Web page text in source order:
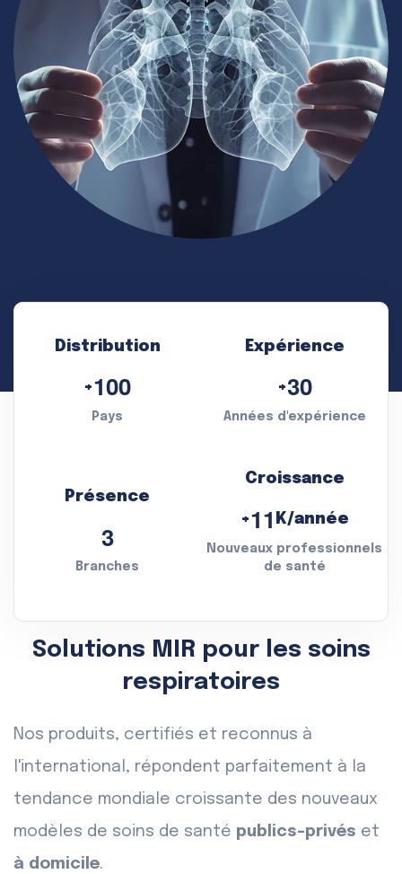
Distribution
+100
Pays
Expérience
+30
Années d'expérience
Présence
3
Branches
Croissance
+11 K/année
Nouveaux professionnels
de santé
Solutions MIR pour les soins
respiratoires
Nos produits, certifiés et reconnus à
l'international, répondent parfaitement à la
tendance mondiale croissante des nouveaux
modèles de soins de santé publics-privés et
à domicile.